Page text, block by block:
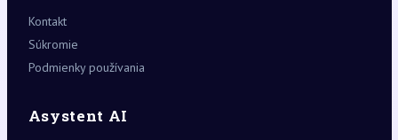
Kontakt
Súkromie
Podmienky používania
Asystent AI